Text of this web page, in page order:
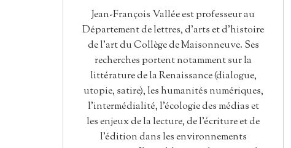
Jean-François Vallée est professeur au
Département de lettres, d’arts et d’histoire
de l’art du Collège de Maisonneuve. Ses
recherches portent notamment sur la
littérature de la Renaissance (dialogue,
utopie, satire), les humanités numériques,
l'intermédialité, l'écologie des médias et
les enjeux de la lecture, de l'écriture et de
l’édition dans les environnements